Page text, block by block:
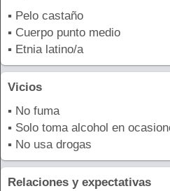
▪ Pelo castaño
▪ Cuerpo punto medio
▪ Etnia latino/a
Vicios
▪ No fuma
▪ Solo toma alcohol en
▪ No usa drogas
Relaciones y expectativas